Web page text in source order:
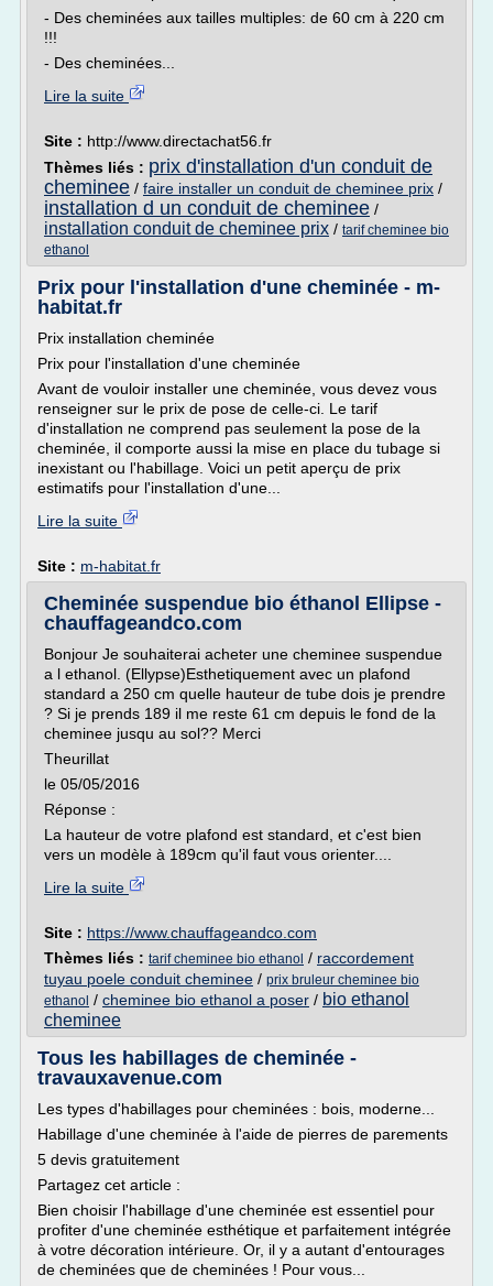
- Des cheminées aux tailles multiples: de 60 cm à 220 cm
!!!
- Des cheminées...
Lire la suite
Site : http://www.directachat56.fr
Thèmes liés : prix d'installation d'un conduit de
cheminee / faire installer un conduit de cheminee prix /
installation d un conduit de cheminee /
installation conduit de cheminee prix / tarif cheminee bio
ethanol
Prix pour l'installation d'une cheminée - m-
habitat.fr
Prix installation cheminée
Prix pour l'installation d'une cheminée
Avant de vouloir installer une cheminée, vous devez vous
renseigner sur le prix de pose de celle-ci. Le tarif
d'installation ne comprend pas seulement la pose de la
cheminée, il comporte aussi la mise en place du tubage si
inexistant ou l'habillage. Voici un petit aperçu de prix
estimatifs pour l'installation d'une...
Lire la suite
Site : m-habitat.fr
Cheminée suspendue bio éthanol Ellipse -
chauffageandco.com
Bonjour Je souhaiterai acheter une cheminee suspendue
a l ethanol. (Ellypse)Esthetiquement avec un plafond
standard a 250 cm quelle hauteur de tube dois je prendre
? Si je prends 189 il me reste 61 cm depuis le fond de la
cheminee jusqu au sol?? Merci
Theurillat
le 05/05/2016
Réponse :
La hauteur de votre plafond est standard, et c'est bien
vers un modèle à 189cm qu'il faut vous orienter....
Lire la suite
Site : https://www.chauffageandco.com
Thèmes liés : tarif cheminee bio ethanol / raccordement
tuyau poele conduit cheminee / prix bruleur cheminee bio
ethanol / cheminee bio ethanol a poser / bio ethanol
cheminee
Tous les habillages de cheminée -
travauxavenue.com
Les types d'habillages pour cheminées : bois, moderne...
Habillage d'une cheminée à l'aide de pierres de parements
5 devis gratuitement
Partagez cet article :
Bien choisir l'habillage d'une cheminée est essentiel pour
profiter d'une cheminée esthétique et parfaitement intégrée
à votre décoration intérieure. Or, il y a autant d'entourages
de cheminées que de cheminées ! Pour vous...